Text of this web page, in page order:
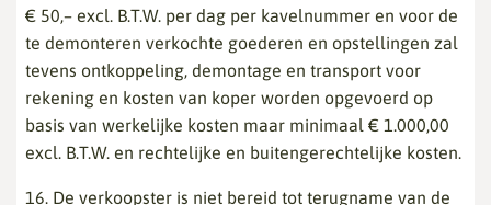
€ 50,– excl. B.T.W. per dag per kavelnummer en voor de
te demonteren verkochte goederen en opstellingen zal
tevens ontkoppeling, demontage en transport voor
rekening en kosten van koper worden opgevoerd op
basis van werkelijke kosten maar minimaal € 1.000,00
excl. B.T.W. en rechtelijke en buitengerechtelijke kosten.
16. De verkoopster is niet bereid tot terugname van de